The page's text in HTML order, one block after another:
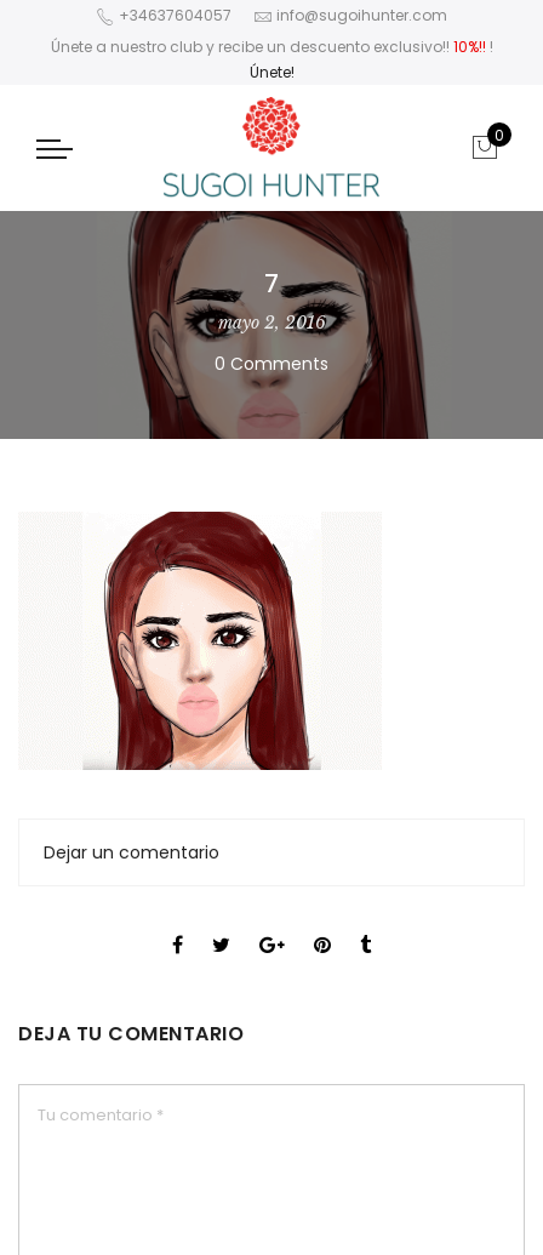
+34637604057
info@sugoihunter.com
Únete a nuestro club y recibe un descuento exclusivo!! 10%!! !
Únete!
0
7
mayo 2, 2016
0 Comments
Dejar un comentario
DEJA TU COMENTARIO